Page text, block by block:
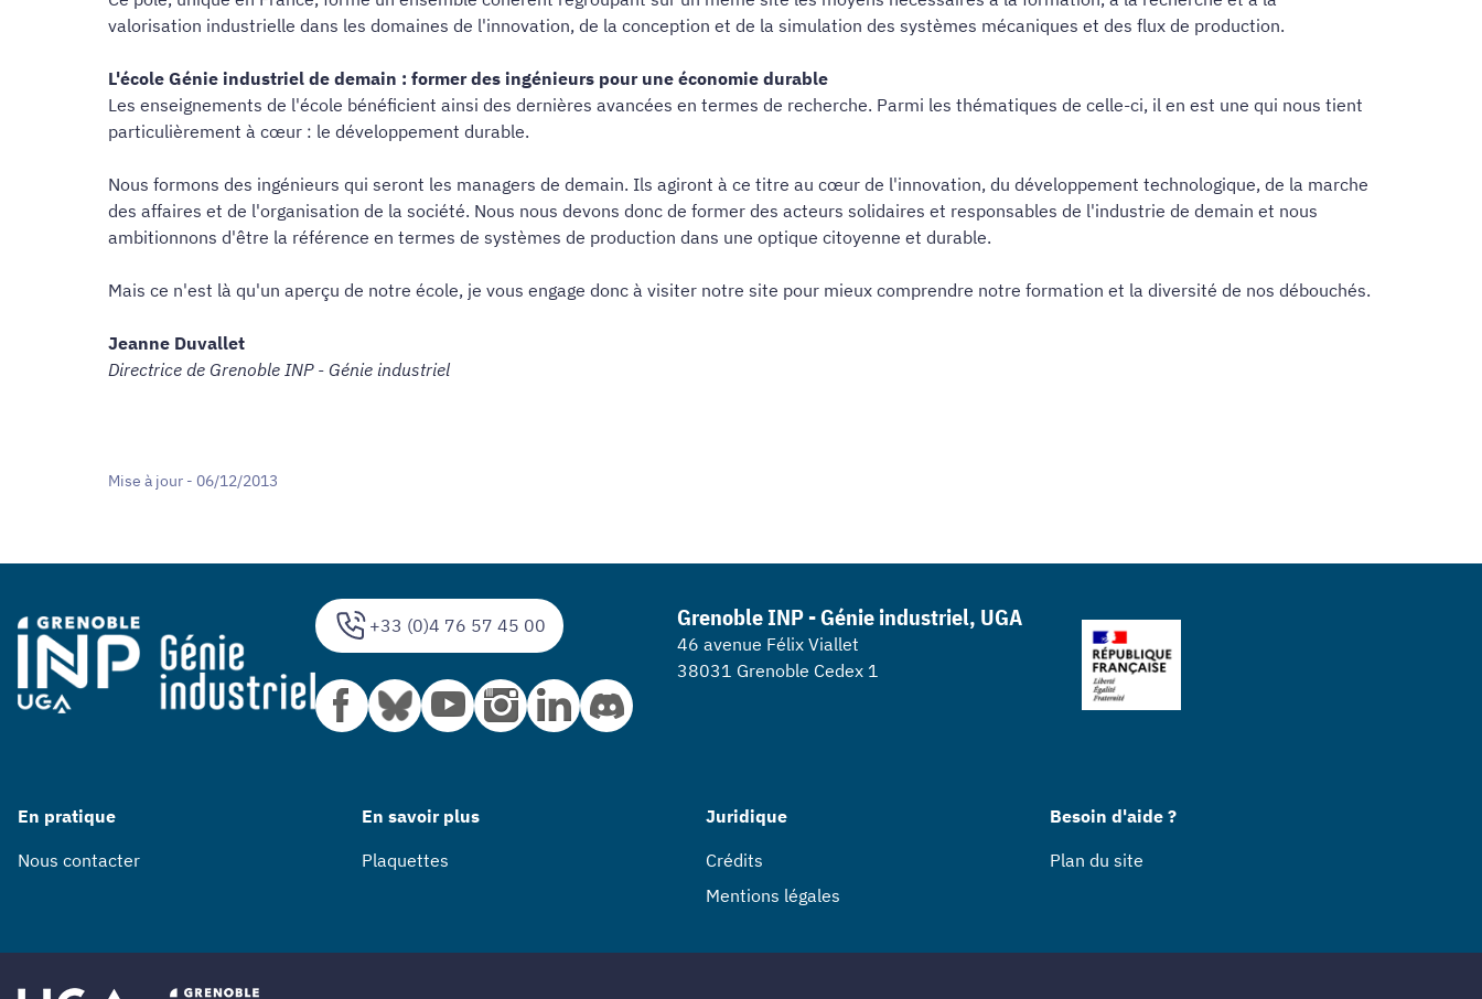
valorisation industrielle dans les domaines de l'innovation, de la conception et de la simulation des systèmes mécaniques et des flux de production.
L'école Génie industriel de demain : former des ingénieurs pour une économie durable
Les enseignements de l'école bénéficient ainsi des dernières avancées en termes de recherche. Parmi les thématiques de celle-ci, il en est une qui nous tient
particulièrement à cœur : le développement durable.
Nous formons des ingénieurs qui seront les managers de demain. Ils agiront à ce titre au cœur de l'innovation, du développement technologique, de la marche
des affaires et de l'organisation de la société. Nous nous devons donc de former des acteurs solidaires et responsables de l'industrie de demain et nous
ambitionnons d'être la référence en termes de systèmes de production dans une optique citoyenne et durable.
Mais ce n'est là qu'un aperçu de notre école, je vous engage donc à visiter notre site pour mieux comprendre notre formation et la diversité de nos débouchés.
Jeanne Duvallet
Directrice de Grenoble INP - Génie industriel
Mise à jour - 06/12/2013
+33 (0)4 76 57 45 00 Grenoble INP - Génie industriel, UGA
46 avenue Félix Viallet
38031 Grenoble Cedex 1
En pratique
Nous contacter
En savoir plus
Plaquettes
Juridique
Crédits
Mentions légales
Besoin d'aide ?
Plan du site